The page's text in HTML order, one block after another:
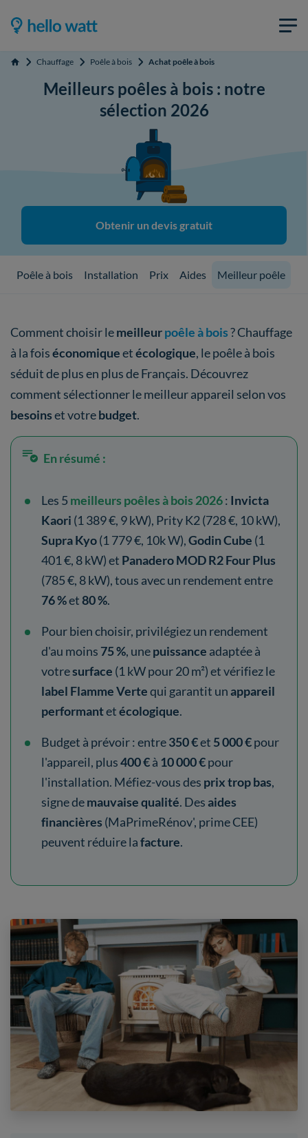
Accueil Chauffage Poêle à bois Achat poêle à bois
Meilleurs poêles à bois : notre
sélection 2026
Obtenir un devis gratuit
Poêle à bois Installation Prix Aides Meilleur poêle
Comment choisir lemeilleurpoêle à bois? Chauffage
à la foiséconomiqueetécologique, le poêle à bois
séduit de plus en plus de Français. Découvrez
comment sélectionner le meilleur appareil selon vos
besoinset votrebudget.
En résumé :
Les 5 meilleurs poêles à bois 2026: Invicta
Kaori (1 389 €, 9 kW), Prity K2 (728 €, 10 kW),
Supra Kyo(1 779 €, 10k W),Godin Cube (1
401 €, 8 kW) et Panadero MOD R2 Four Plus
(785 €, 8 kW), tous avec un rendement entre
76 %et80 %.
Pour bien choisir, privilégiez un rendement
d'au moins 75 %, unepuissance adaptée à
votresurface (1 kW pour 20 m²) et vérifiez le
label Flamme Vertequi garantit unappareil
performantetécologique.
Budget à prévoir : entre350 €et 5 000 €pour
l'appareil, plus400 €à 10 000 €pour
l'installation. Méfiez-vous des prix tropbas,
signe demauvaise qualité. Desaides
financières (MaPrimeRénov', prime CEE)
peuvent réduire lafacture.